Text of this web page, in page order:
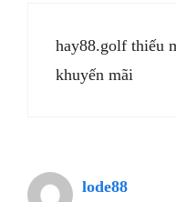
hay88.golf thiếu
khuyến mãi
lode88